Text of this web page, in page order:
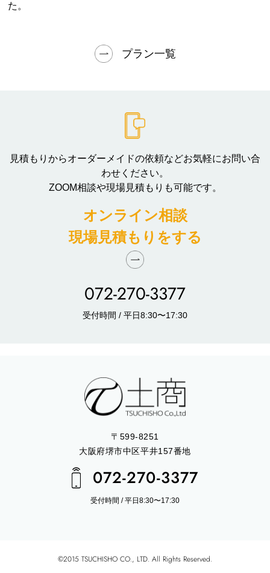
た。
プラン一覧
見積もりからオーダーメイドの依頼などお気軽にお問い合
わせください。
ZOOM相談や現場見積もりも可能です。
オンライン相談
現場見積もりをする
072-270-3377
受付時間 / 平日8:30〜17:30
〒599-8251
大阪府堺市中区平井157番地
072-270-3377
受付時間 / 平日8:30〜17:30
©2015 TSUCHISHO CO., LTD. All Rights Reserved.